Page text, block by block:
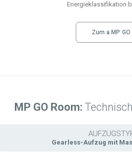
Energieklassifikation
Zum a MP GO
MP GO Room:
Gearless-Aufzug mit